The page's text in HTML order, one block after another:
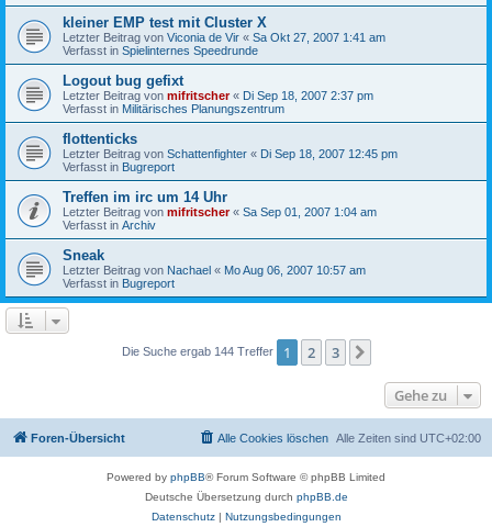
kleiner EMP test mit Cluster X
Letzter Beitrag von Viconia de Vir « Sa Okt 27, 2007 1:41 am
Verfasst in Spielinternes Speedrunde
Logout bug gefixt
Letzter Beitrag von mifritscher« Di Sep 18, 2007 2:37 pm
Verfasst in Militärisches Planungszentrum
flottenticks
Letzter Beitrag von Schattenfighter « Di Sep 18, 2007 12:45 pm
Verfasst in Bugreport
Treffen im irc um 14 Uhr
Letzter Beitrag von mifritscher« Sa Sep 01, 2007 1:04 am
Verfasst in Archiv
Sneak
Letzter Beitrag von Nachael « Mo Aug 06, 2007 10:57 am
Verfasst in Bugreport
Die Suche ergab 144 Treffer 1 2 3
Gehe zu
Foren-Übersicht Alle Zeiten sind UTC+02:00
Alle Cookies löschen
Powered by phpBB® Forum Software © phpBB Limited
Deutsche Übersetzung durch phpBB.de
Datenschutz| Nutzungsbedingungen